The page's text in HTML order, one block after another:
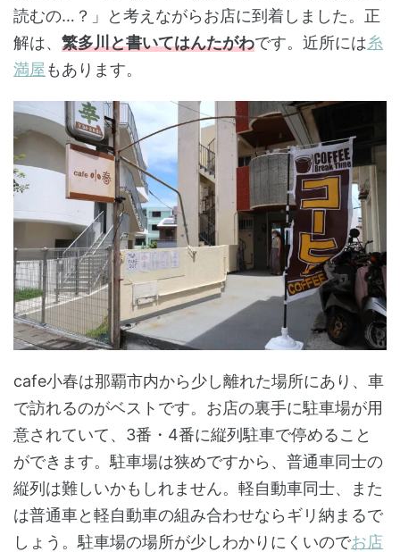
読むの…？」と考えながらお店に到着しました。正
解は、 繁多川と書いてはんたがわです。近所には糸
満屋もあります。
cafe小春は那覇市内から少し離れた場所にあり、車
で訪れるのがベストです。お店の裏手に駐車場が用
意されていて、3番・4番に縦列駐車で停めること
ができます。駐車場は狭めですから、普通車同士の
縦列は難しいかもしれません。軽自動車同士、また
は普通車と軽自動車の組み合わせならギリ納まるで
しょう。駐車場の場所が少しわかりにくいのでお店